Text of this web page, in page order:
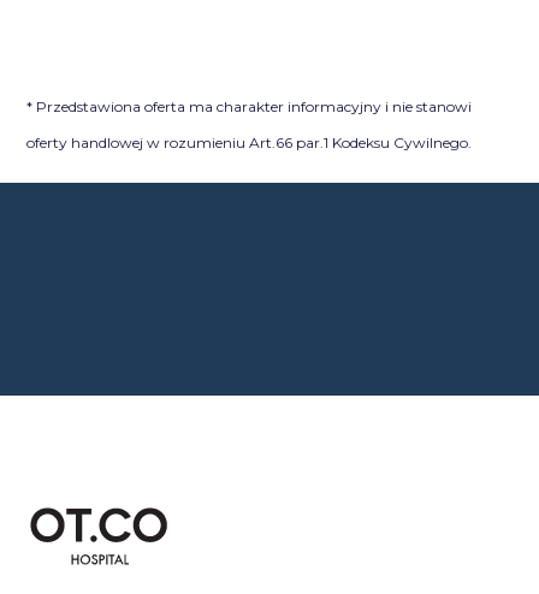
* Przedstawiona oferta ma charakter informacyjny i nie stanowi
oferty handlowej w rozumieniu Art.66 par.1 Kodeksu Cywilnego.